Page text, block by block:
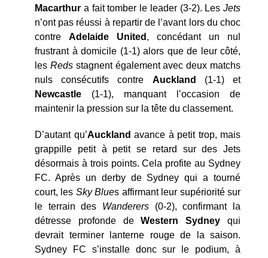
Macarthur a fait tomber le leader (3-2). Les Jets
n’ont pas réussi à repartir de l’avant lors du choc
contre Adelaide United , concédant un nul
frustrant à domicile (1-1) alors que de leur côté,
les Redsstagnent également avec deux matchs
nuls consécutifs contre Auckland
(1-1) et
Newcastle (1-1), manquant l’occasion de
maintenir la pression sur la tête du classement.
D’autant qu’Auckland avance à petit trop, mais
grappille petit à petit se retard sur des Jets
désormais à trois points. Cela profite au Sydney
FC. Après un derby de Sydney qui a tourné
court, les Sky Blues affirmant leur supériorité sur
le terrain des Wanderers (0-2), confirmant la
détresse profonde deWestern Sydney qui
devrait terminer lanterne rouge de la saison.
Sydney FC s’installe donc sur le podium, à